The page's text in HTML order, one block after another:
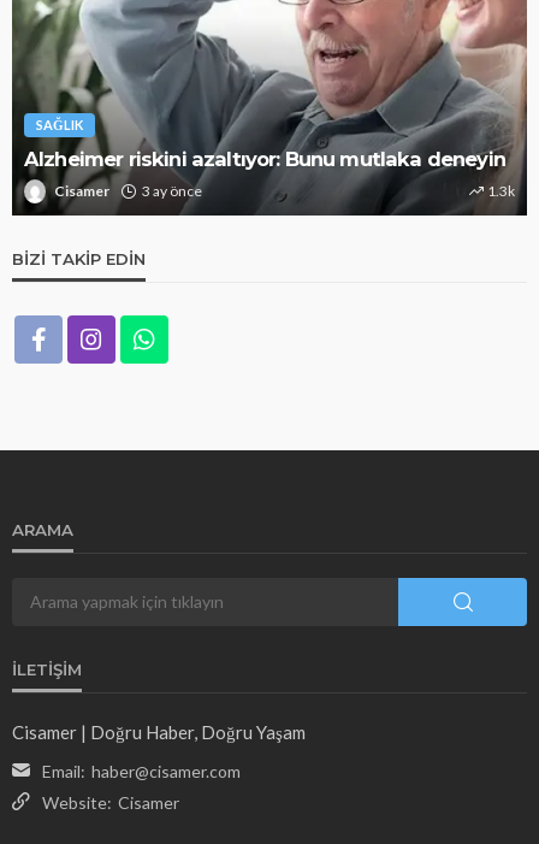
SAĞLIK
Alzheimer riskini azaltıyor: Bunu mutlaka deneyin
Cisamer 3 ay önce 1.3k
BIZI TAKIP EDIN
ARAMA
İLETIŞIM
Cisamer | Doğru Haber, Doğru Yaşam
Email: haber@cisamer.com
Website: Cisamer